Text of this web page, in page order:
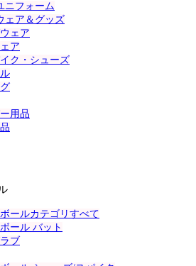
ニフォーム
ェア＆グッズ
ェア
ア
ク・シューズ
用品
ールカテゴリすべて
ール バット
ブ